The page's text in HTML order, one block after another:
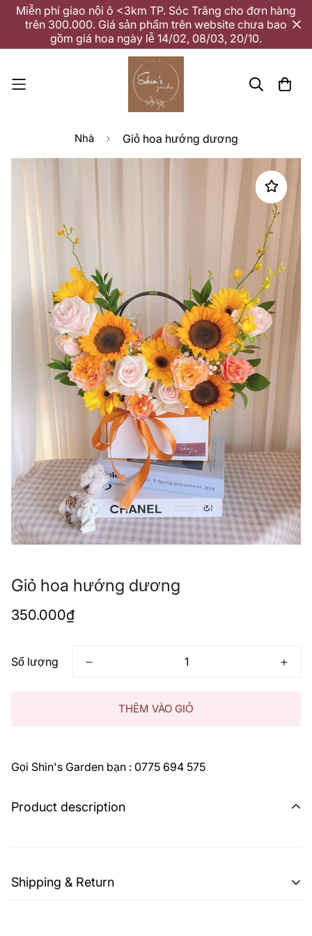
Miễn phí giao nội ô <3km TP. Sóc Trăng cho đơn hàng
trên 300.000. Giá sản phẩm trên website chưa bao
gồm giá hoa ngày lễ 14/02, 08/03, 20/10.
Nhà Giỏ hoa hướng dương
Giỏ hoa hướng dương
Giá
350.000₫
Số lượng
THÊM VÀO GIỎ
Gọi Shin's Garden bạn : 0775 694 575
Product description
Shipping & Return